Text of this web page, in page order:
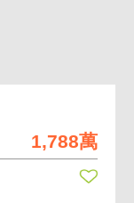
1,788萬